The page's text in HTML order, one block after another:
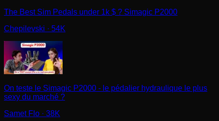
The Best Sim Pedals under 1k $ ? Simagic P2000
Chepilevski · 54K
On teste le Simagic P2000 - le pédalier hydraulique le plus
sexy du marché ?
Samet Flo · 38K